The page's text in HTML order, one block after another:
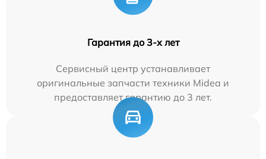
Гарантия до 3-х лет
Сервисный центр устанавливает
оригинальные запчасти техники Midea и
предоставляет гарантию до 3 лет.